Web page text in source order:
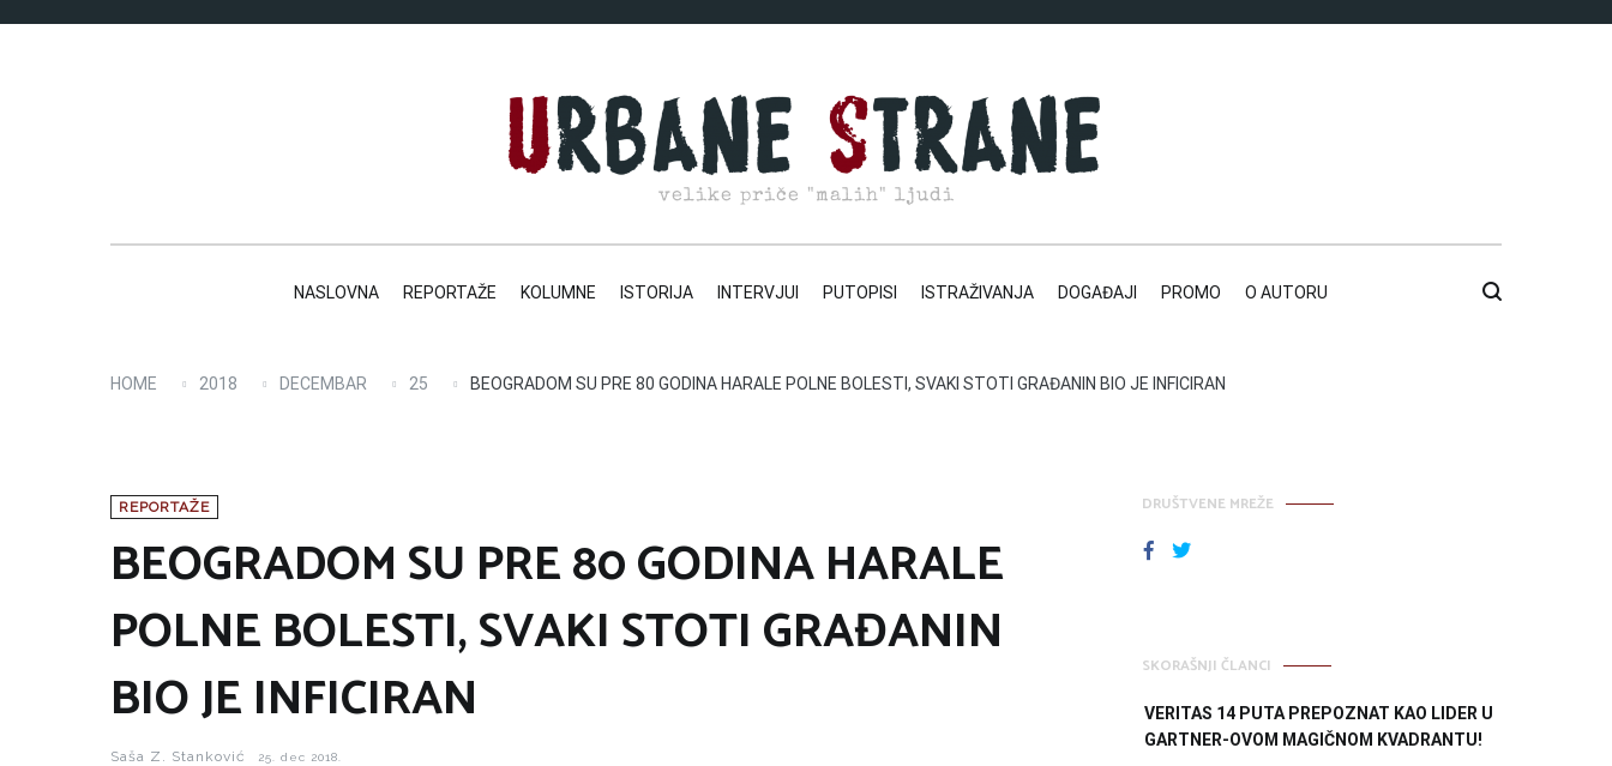
velike priče "malih" ljudi
NASLOVNA REPORTAŽE KOLUMNE ISTORIJA INTERVJUI PUTOPISI ISTRAŽIVANJA DOGAĐAJI PROMO O AUTORU
HOME 2018 DECEMBAR 25 BEOGRADOM SU PRE 80 GODINA HARALE POLNE BOLESTI, SVAKI STOTI GRAĐANIN BIO JE INFICIRAN
REPORTAŽE
BEOGRADOM SU PRE 80 GODINA HARALE
POLNE BOLESTI, SVAKI STOTI GRAĐANIN
BIO JE INFICIRAN
Saša Z. Stanković 25. dec 2018.
DRUŠTVENE MREŽE
FACEBOOK
TWITTER
SKORAŠNJI ČLANCI
VERITAS 14 PUTA PREPOZNAT KAO LIDER U
GARTNER-OVOM MAGIČNOM KVADRANTU!